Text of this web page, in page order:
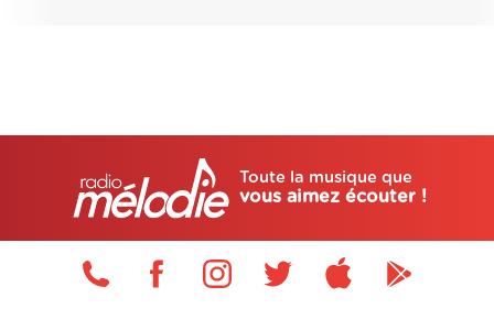
Toute la musique que
vous aimez écouter !